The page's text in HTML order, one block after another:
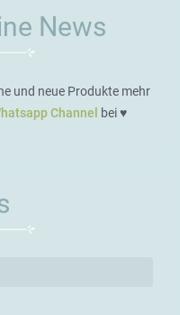
News
und neue Produkte mehr
Channel bei ♥️